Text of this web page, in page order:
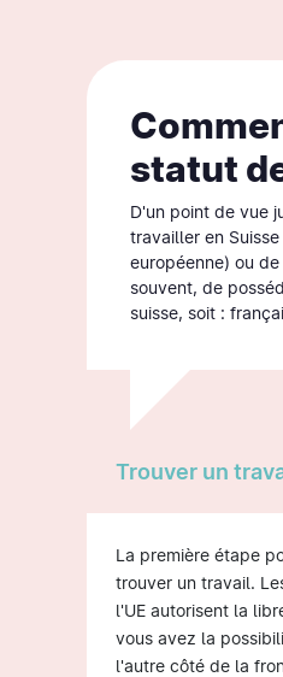
statut
D'un point de vue
travailler en
européenne) ou
souvent, de
suisse, soit :
Trouver un
La première étape
trouver un travail.
l'UE autorisent la
vous avez la
l'autre côté de la